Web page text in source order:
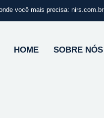
você mais precisa: nirs.com.br
HOME SOBRE NÓS